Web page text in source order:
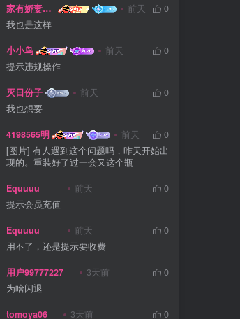
家有娇妻扁鹊难医 前天
0
我也是这样
小小鸟 前天
0
提示违规操作
灭日份子 前天
0
我也想要
4198565明 前天
0
[图片] 有人遇到这个问题吗，昨天开始出
现的。重装好了过一会又这个瓶
Equuuu
0
提示会员充值
Equuuu
0
用不了，还是提示要收费
用户99777227 3天前
0
为啥闪退
tomoya06 3天前
0